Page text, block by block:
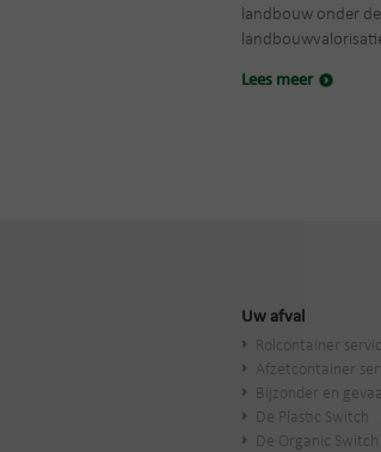
landbouw onder
Lees meer
Uw afval
Rolcontainer
Afzetcontainer
Bijzonder en
De Plastic Switch
De Organic Switch